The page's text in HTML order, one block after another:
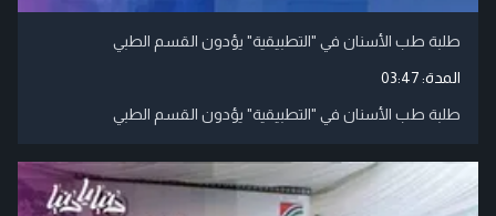
طلبة طب الأسنان في "التطبيقية" يؤدون القسم الطبي
المدة:03:47
طلبة طب الأسنان في "التطبيقية" يؤدون القسم الطبي